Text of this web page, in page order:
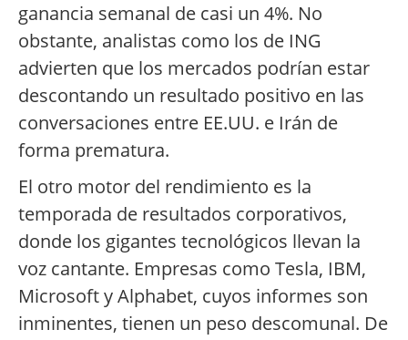
ganancia semanal de casi un 4%. No
obstante, analistas como los de ING
advierten que los mercados podrían estar
descontando un resultado positivo en las
conversaciones entre EE.UU. e Irán de
forma prematura.
El otro motor del rendimiento es la
temporada de resultados corporativos,
donde los gigantes tecnológicos llevan la
voz cantante. Empresas como Tesla, IBM,
Microsoft y Alphabet, cuyos informes son
inminentes, tienen un peso descomunal. De